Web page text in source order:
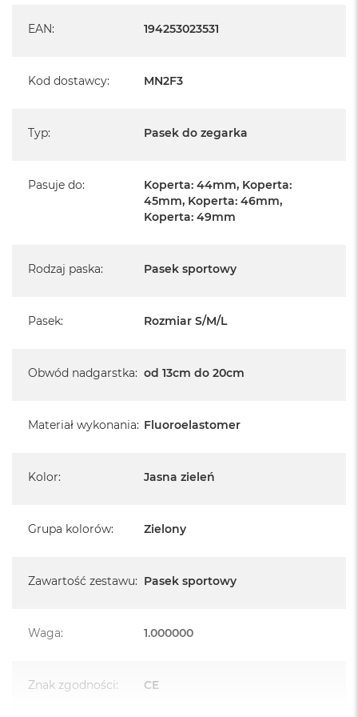
EAN: 194253023531
Kod dostawcy: MN2F3
Typ: Pasek do zegarka
Pasuje do:
Koperta: 44mm, Koperta:
45mm, Koperta: 46mm,
Koperta: 49mm
Rodzaj paska: Pasek sportowy
Pasek: Rozmiar S/M/L
Obwód nadgarstka: od 13cm do 20cm
Materiał wykonania: Fluoroelastomer
Kolor: Jasna zieleń
Grupa kolorów: Zielony
Zawartość zestawu: Pasek sportowy
Waga: 1.000000
Znak zgodności: CE